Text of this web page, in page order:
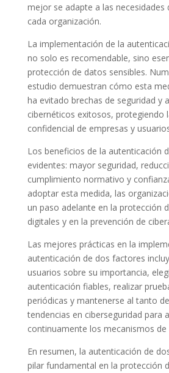
mejor se adapte a las necesidades
cada organización.
La implementación de la
no solo es recomendable, sino
protección de datos sensibles.
estudio demuestran cómo esta
ha evitado brechas de seguridad y
cibernéticos exitosos, protegiendo
confidencial de empresas y
Los beneficios de la autenticación
evidentes: mayor seguridad,
cumplimiento normativo y
adoptar esta medida, las
un paso adelante en la protección
digitales y en la prevención de
Las mejores prácticas en la
autenticación de dos factores
usuarios sobre su importancia,
autenticación fiables, realizar
periódicas y mantenerse al tanto
tendencias en ciberseguridad para
continuamente los mecanismos de
En resumen, la autenticación de
pilar fundamental en la protección